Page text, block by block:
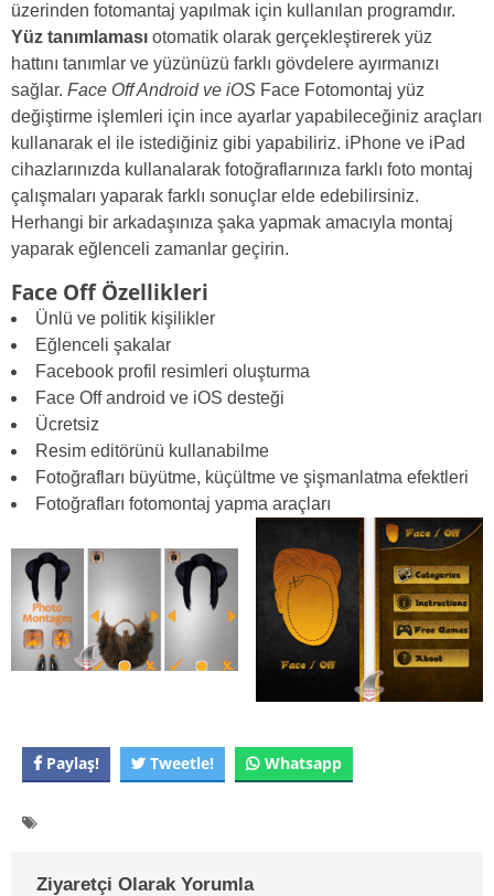
üzerinden fotomantaj yapılmak için kullanılan programdır.
Yüz tanımlaması otomatik olarak gerçekleştirerek yüz
hattını tanımlar ve yüzünüzü farklı gövdelere ayırmanızı
sağlar. Face Off Android ve iOS Face Fotomontaj yüz
değiştirme işlemleri için ince ayarlar yapabileceğiniz araçları
kullanarak el ile istediğiniz gibi yapabiliriz. iPhone ve iPad
cihazlarınızda kullanalarak fotoğraflarınıza farklı foto montaj
çalışmaları yaparak farklı sonuçlar elde edebilirsiniz.
Herhangi bir arkadaşınıza şaka yapmak amacıyla montaj
yaparak eğlenceli zamanlar geçirin.
Face Off Özellikleri
Ünlü ve politik kişilikler
Eğlenceli şakalar
Facebook profil resimleri oluşturma
Face Off android ve iOS desteği
Ücretsiz
Resim editörünü kullanabilme
Fotoğrafları büyütme, küçültme ve şişmanlatma efektleri
Fotoğrafları fotomontaj yapma araçları
Paylaş! Tweetle! Whatsapp
Ziyaretçi Olarak Yorumla